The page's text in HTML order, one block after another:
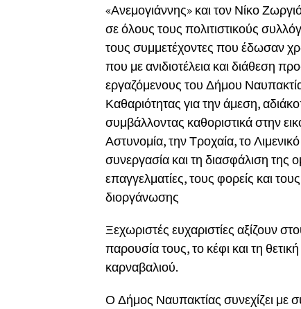
«Ανεμογιάννης» και τον Νίκο
σε όλους τους πολιτιστικούς
τους συμμετέχοντες που έδωσαν
που με ανιδιοτέλεια και διάθεση
εργαζόμενους του Δήμου
Καθαριότητας για την άμεση,
συμβάλλοντας καθοριστικά στην
Αστυνομία, την Τροχαία, το
συνεργασία και τη διασφάλιση της
επαγγελματίες, τους φορείς και
διοργάνωσης
Ξεχωριστές ευχαριστίες αξίζουν
παρουσία τους, το κέφι και τη
καρναβαλιού.
Ο Δήμος Ναυπακτίας συνεχίζει με